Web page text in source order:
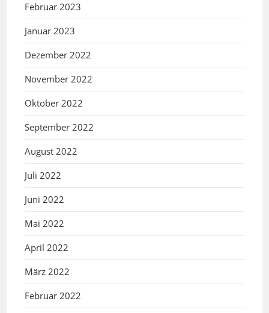
Februar 2023
Januar 2023
Dezember 2022
November 2022
Oktober 2022
September 2022
August 2022
Juli 2022
Juni 2022
Mai 2022
April 2022
März 2022
Februar 2022